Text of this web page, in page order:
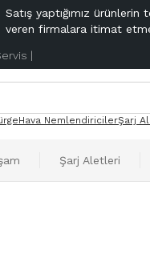
Satış yaptığımız
veren firmalara itimat
|
Hava NemlendiricilerŞarj
Şarj Aletleri